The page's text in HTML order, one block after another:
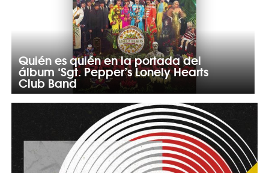
Quién es quién en la portada del
álbum ‘Sgt. Pepper’s Lonely Hearts
Club Band